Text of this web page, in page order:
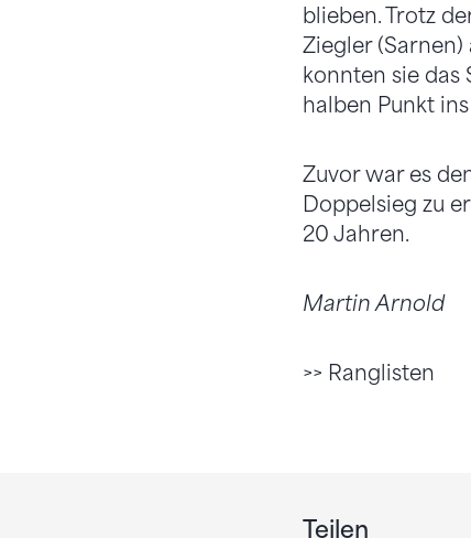
blieben. Trotz
Ziegler
konnten sie
halben Punkt
Zuvor war es
Doppelsieg zu
20 Jahren.
Martin Arnold
>> Ranglisten
Teilen